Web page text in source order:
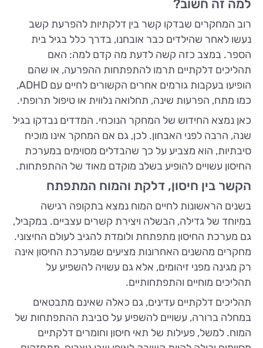
למה זה חשוב?
רוב המחקרים שבדקו קשר בין דלקתיות להפרעת קשב
נעשו לאחר שהילדים כבר אובחנו, בדרך כלל בגיל בית
הספר. במצב כזה קשה לדעת מה קדם למה: האם
תהליכים דלקתיים תרמו להתפתחות ההפרעה, או שהם
הופיעו בעקבות גורמים אחרים הקשורים לחיים עם ADHD,
כמו מתח, הפרעות שינה, תחלואה נלווית או טיפול תרופתי.
כאן נמצא החידוש של המחקר הנוכחי. המדדים נבדקו בגיל
שנה, הרבה לפני האבחון. לכן, גם אם המחקר אינו מוכיח
סיבתיות, הוא מצביע על כך שהבדלים מסוימים במערכת
החיסון עשויים להופיע בשלב מוקדם מאוד של ההתפתחות.
הקשר בין חיסון, דלקת והמוח המתפתח
בשנים הראשונות לחיים המוח נמצא בתקופה רגישה
במיוחד של גדילה, הבשלה ויצירת קשרים עצביים. במקביל,
גם מערכת החיסון מתפתחת ולומדת להגיב לעולם החיצוני.
מחקרים מהשנים האחרונות מציעים שמערכת החיסון אינה
רק מגינה מפני זיהומים, אלא גם עשויה להשפיע על
תהליכים מוחיים והתפתחותיים.
תהליכים דלקתיים עדינים, גם כאלה שאינם מתבטאים
במחלה ברורה, עשויים להשפיע על סביבת ההתפתחות של
המוח. למשל, פעילות של תאי חיסון וחומרים דלקתיים